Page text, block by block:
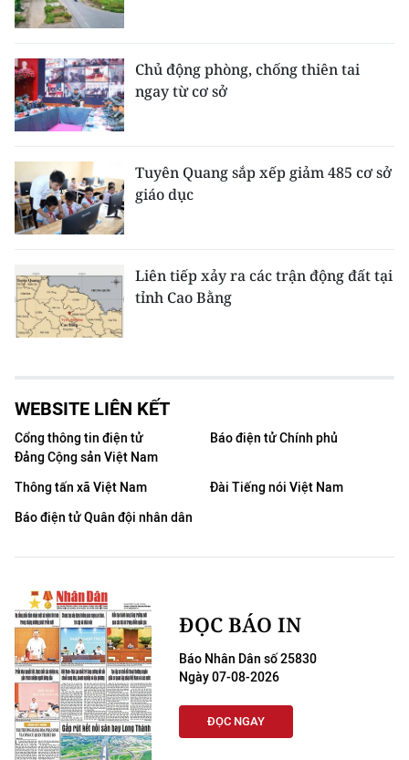
Chủ động phòng, chống thiên tai
ngay từ cơ sở
Tuyên Quang sắp xếp giảm 485 cơ sở
giáo dục
Liên tiếp xảy ra các trận động đất tại
tỉnh Cao Bằng
WEBSITE LIÊN KẾT
Cổng thông tin điện tử
Đảng Cộng sản Việt Nam
Báo điện tử Chính phủ
Thông tấn xã Việt Nam
Đài Tiếng nói Việt Nam
Báo điện tử Quân đội nhân dân
ĐỌC BÁO IN
Báo Nhân Dân số 25830
Ngày 07-08-2026
ĐỌC NGAY